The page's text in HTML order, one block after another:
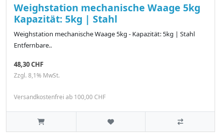
Weighstation mechanische Waage 5kg
Kapazität: 5kg | Stahl
Weighstation mechanische Waage 5kg - Kapazität: 5kg | Stahl
Entfernbare..
48,30 CHF
Zzgl. 8,1% MwSt.
Versandkostenfrei ab 100,00 CHF